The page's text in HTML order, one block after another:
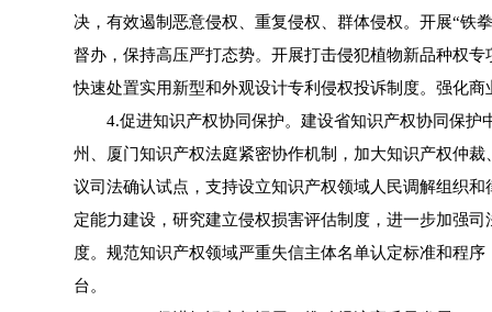
决，有效遏制恶意侵权、重复侵权、群体侵权。开展“铁
督办，保持高压严打态势。开展打击侵犯植物新品种权
快速处置实用新型和外观设计专利侵权投诉制度。强化
4.促进知识产权协同保护。建设省知识产权协同保护
州、厦门知识产权法庭紧密协作机制，加大知识产权仲
议司法确认试点，支持设立知识产权领域人民调解组织
定能力建设，研究建立侵权损害评估制度，进一步加强
度。规范知识产权领域严重失信主体名单认定标准和程
台。